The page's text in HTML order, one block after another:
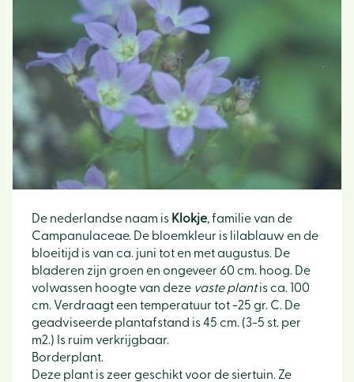
De nederlandse naam is Klokje, familie van de
Campanulaceae. De bloemkleur is lilablauw en de
bloeitijd is van ca. juni tot en met augustus. De
bladeren zijn groen en ongeveer 60 cm. hoog. De
volwassen hoogte van deze vaste plantis ca. 100
cm. Verdraagt een temperatuur tot -25 gr. C. De
geadviseerde plantafstand is 45 cm. (3-5 st. per
m2.) Is ruim verkrijgbaar.
Borderplant.
Deze plant is zeer geschikt voor de siertuin. Ze